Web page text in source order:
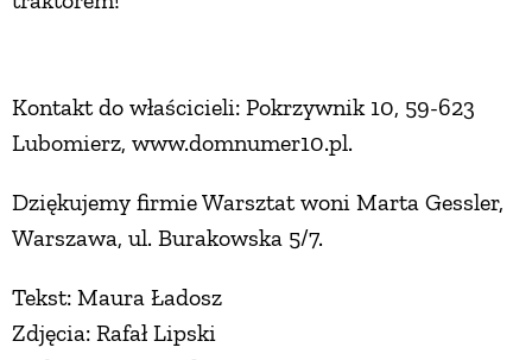
Kontakt do właścicieli: Pokrzywnik 10, 59-623
Lubomierz, www.domnumer10.pl.
Dziękujemy firmie Warsztat woni Marta Gessler,
Warszawa, ul. Burakowska 5/7.
Tekst: Maura Ładosz
Zdjęcia: Rafał Lipski